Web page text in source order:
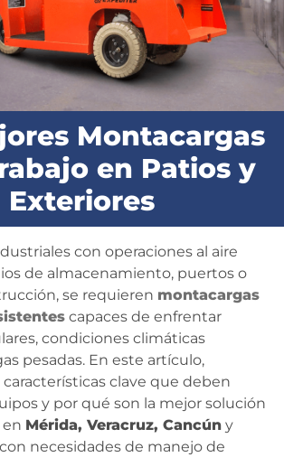
HOIST
MULTILIFT
CONTACTO
Montacargas
en Patios y
Exteriores
con operaciones al aire
de almacenamiento, puertos o
se requieren montacargas
capaces de enfrentar
condiciones climáticas
pesadas. En este artículo,
características clave que deben
y por qué son la mejor solución
en Mérida, Veracruz, Cancún y
necesidades de manejo de